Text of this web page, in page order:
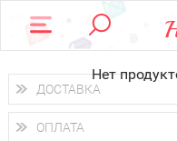
Нет
ДОСТАВКА
Доставка осуществляется
Вы можете выбрать
ОПЛАТА